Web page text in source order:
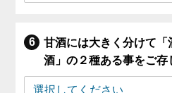
甘酒には大きく分けて
酒」の２種ある事をご存